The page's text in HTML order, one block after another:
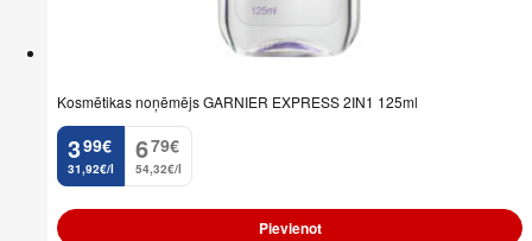
Kosmētikas noņēmējs GARNIER EXPRESS 2IN1 125ml
3
. 99€
31,92€/l
6
. 79€
54,32€/l
Pievienot